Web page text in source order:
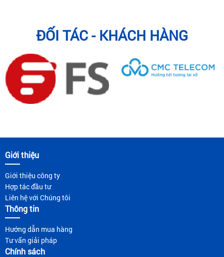
ĐỐI TÁC - KHÁCH HÀNG
Giới thiệu
Giới thiệu công ty
Hợp tác đầu tư
Liên hệ với Chúng tôi
Thông tin
Hướng dẫn mua hàng
Tư vấn giải pháp
Chính sách